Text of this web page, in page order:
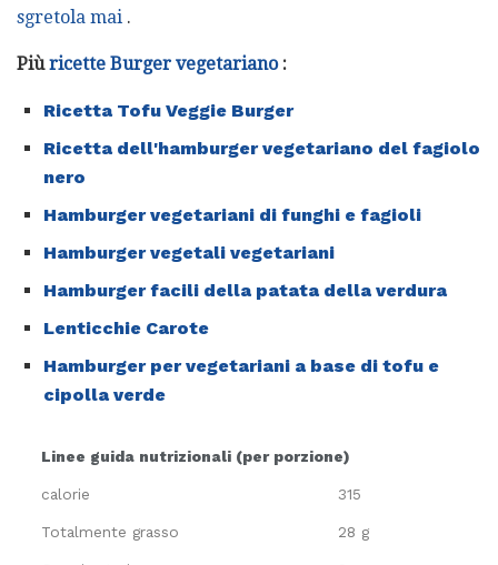
sgretola mai .
Piùricette Burger vegetariano:
Ricetta Tofu Veggie Burger
Ricetta dell'hamburger vegetariano del fagiolo
nero
Hamburger vegetariani di funghi e fagioli
Hamburger vegetali vegetariani
Hamburger facili della patata della verdura
Lenticchie Carote
Hamburger per vegetariani a base di tofu e
cipolla verde
Linee guida nutrizionali (per porzione)
calorie 315
Totalmente grasso 28 g